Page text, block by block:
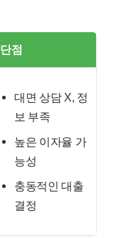
단점
대면 상담 X, 정
보 부족
높은 이자율 가
능성
충동적인 대출
결정